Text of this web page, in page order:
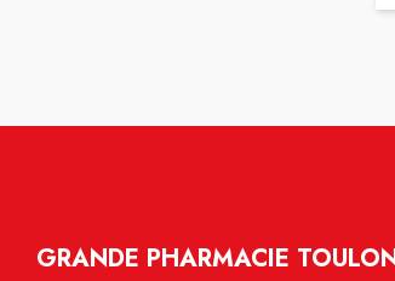
GRANDE PHARMACIE